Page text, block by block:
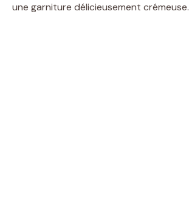
une garniture délicieusement crémeuse.